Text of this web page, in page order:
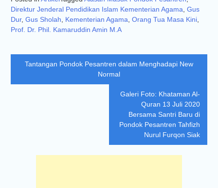
Direktur Jenderal Pendidikan Islam Kementerian Agama ,Gus
Dur,Gus Sholah Kementerian Agama ,Orang Tua Masa Kini
Prof. Dr. Phil. Kamaruddin Amin M.A
Navigasi
Tantangan Pondok Pesantren dalam Menghadapi New
Normal
Galeri Foto: Khataman Al-
Quran 13 Juli 2020
Bersama Santri Baru di
Pondok Pesantren Tahfizh
Nurul Furqon Siak